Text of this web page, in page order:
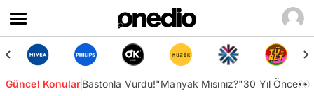
Güncel KonularBastonla Vurdu!"Manyak Mısınız?"30 Yıl Önce👀